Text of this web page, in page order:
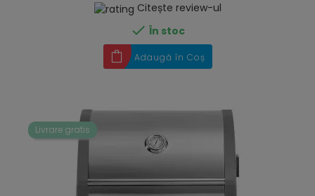
Citește review-ul
 În stoc
Adaugă în Coș
Livrare gratis